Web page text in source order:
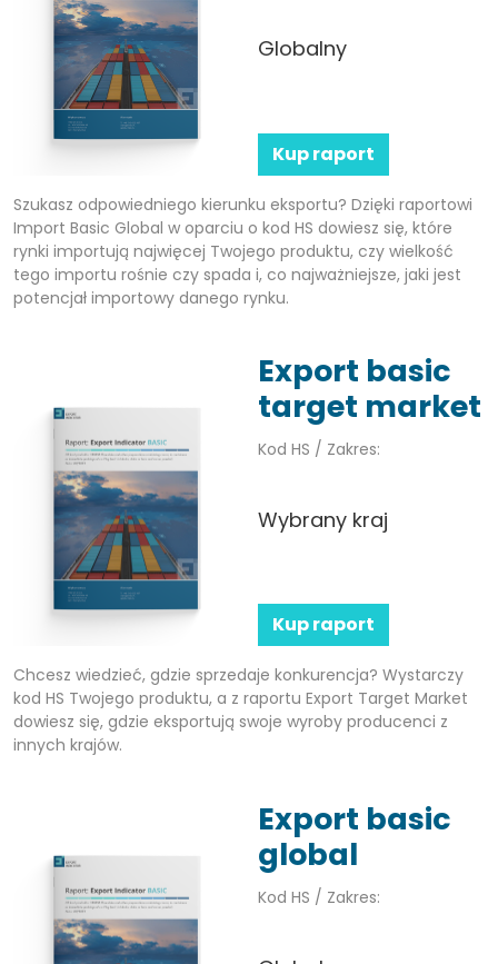
Globalny
Kup raport
Szukasz odpowiedniego kierunku eksportu? Dzięki raportowi
Import Basic Global w oparciu o kod HS dowiesz się, które
rynki importują najwięcej Twojego produktu, czy wielkość
tego importu rośnie czy spada i, co najważniejsze, jaki jest
potencjał importowy danego rynku.
Export basic
target market
Kod HS / Zakres:
Wybrany kraj
Kup raport
Chcesz wiedzieć, gdzie sprzedaje konkurencja? Wystarczy
kod HS Twojego produktu, a z raportu Export Target Market
dowiesz się, gdzie eksportują swoje wyroby producenci z
innych krajów.
Export basic
global
Kod HS / Zakres: